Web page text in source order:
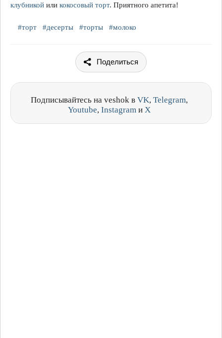
клубникой или кокосовый торт. Приятного апетита!
#торт #десерты #торты #молоко
Поделиться
Подписывайтесь на veshok в VK, Telegram,
Youtube, Instagramи X